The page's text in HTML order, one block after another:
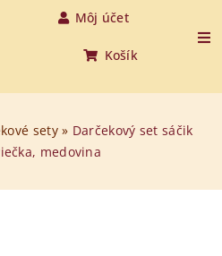
Môj účet
Košík
sety» Darčekový set sáčik
medovina